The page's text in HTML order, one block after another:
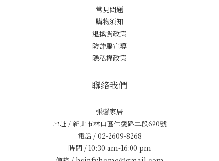
常見問題
購物須知
退換貨政策
防詐騙宣導
隱私權政策
聯絡我們
張馨家居
地址 / 新北市林口區仁愛路二段690號
電話 / 02-2609-8268
時間 / 10:30 am-16:00 pm